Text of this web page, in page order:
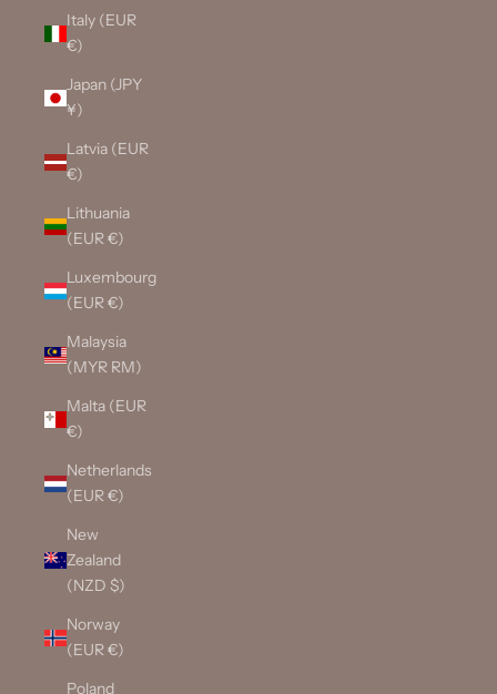
Italy (EUR
€)
Japan (JPY
¥)
Latvia (EUR
€)
Lithuania
(EUR €)
Luxembourg
(EUR €)
Malaysia
(MYR RM)
Malta (EUR
€)
Netherlands
(EUR €)
New
Zealand
(NZD $)
Norway
(EUR €)
Poland